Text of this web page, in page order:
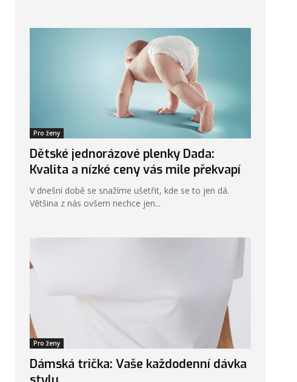
Pro ženy
Dětské jednorázové plenky Dada:
Kvalita a nízké ceny vás mile překvapí
V dnešní době se snažíme ušetřit, kde se to jen dá.
Většina z nás ovšem nechce jen...
Pro ženy
Dámská trička: Vaše každodenní dávka